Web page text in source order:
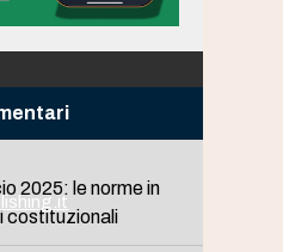
2025: le norme in
costituzionali